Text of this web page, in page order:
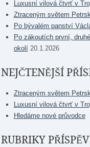
Luxusní vilová čtvrť v
Ztraceným světem
Po bývalém panství
Po zákoutích první,
okolí 20.1.2026
NEJČTENĚJŠÍ
Ztraceným světem
Luxusní vilová čtvrť v
Hledáme nové průvodce
RUBRIKY